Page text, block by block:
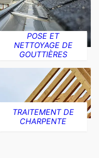
POSE ET
NETTOYAGE DE
GOUTTIÈRES
TRAITEMENT DE
CHARPENTE